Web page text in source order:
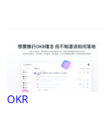
OKR